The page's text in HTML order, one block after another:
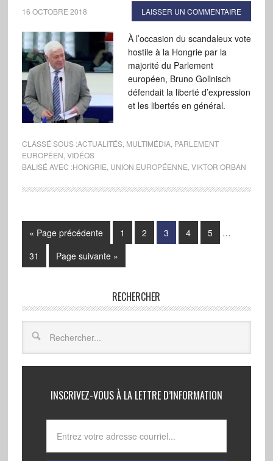
16 OCTOBRE 2018 LAISSER UN COMMENTAIRE
À l’occasion du scandaleux vote
hostile à la Hongrie par la
majorité du Parlement
européen, Bruno Gollnisch
défendait la liberté d’expression
et les libertés en général.
CLASSÉ SOUS :ACTUALITÉS, MULTIMÉDIA, PARLEMENT
EUROPÉEN VIDÉOS
BALISÉ AVEC :HONGRIE UNION EUROPÉENNE VIKTOR ORBAN
« Page précédente 1 2 3 4 5
…
31
Page suivante »
RECHERCHER
INSCRIVEZ-VOUS À LA LETTRE D’INFORMATION